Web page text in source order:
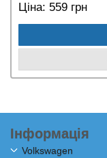
Ціна: 559 грн
Інформація
Volkswagen